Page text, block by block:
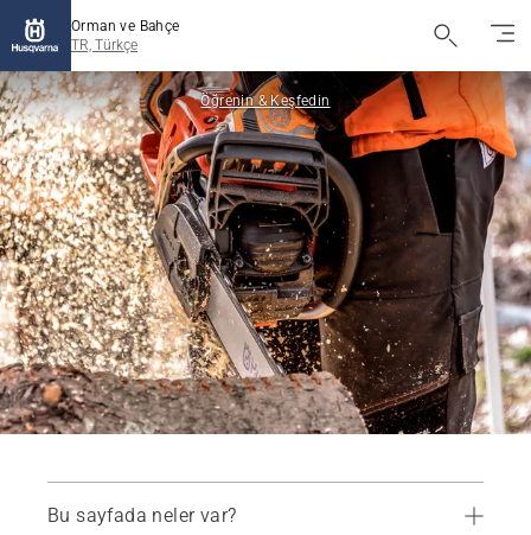
Orman ve Bahçe
TR, Türkçe
Öğrenin & Keşfedin
Bu sayfada neler var?